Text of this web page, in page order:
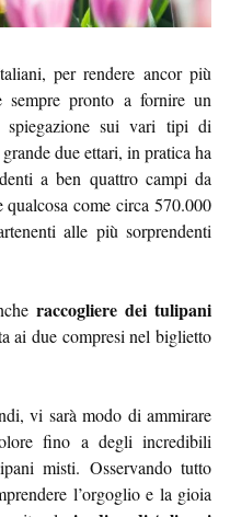
per rendere ancor più
sempre pronto a fornire un
spiegazione sui vari tipi di
due ettari, in pratica ha
a ben quattro campi da
come circa 570.000
alle più sorprendenti
raccogliere dei tulipani
ai due compresi nel biglietto
vi sarà modo di ammirare
fino a degli incredibili
misti. Osservando tutto
l’orgoglio e la gioia